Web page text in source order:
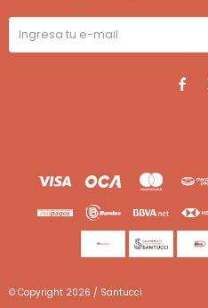

© Copyright 2026 / Santucci